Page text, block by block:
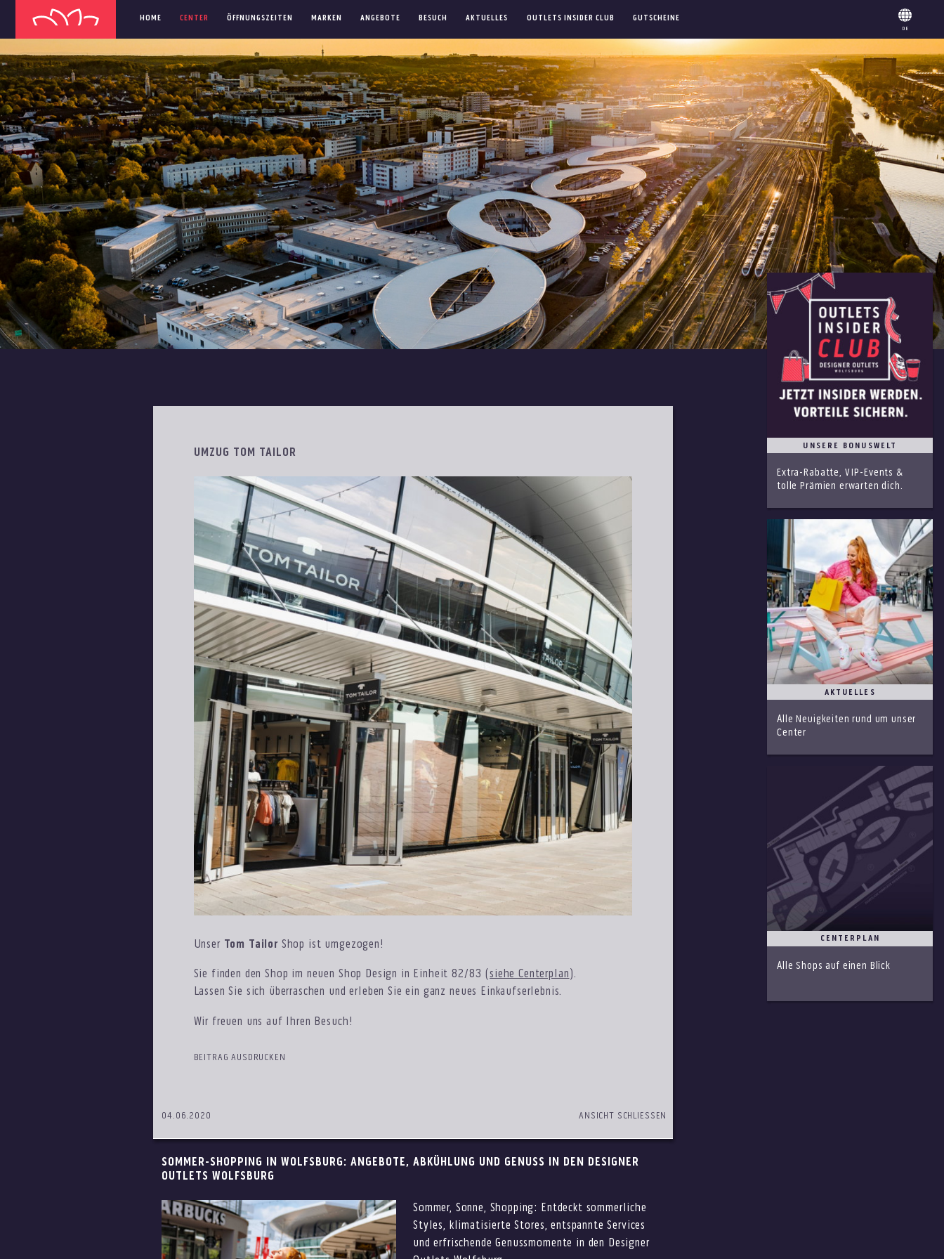
HOME CENTER ÖFFNUNGSZEITEN MARKEN ANGEBOTE BESUCH AKTUELLES OUTLETS INSIDER CLUB GUTSCHEINE
DE
04.06.2020
UMZUG TOM TAILOR
Unser Tom Tailor Shop ist umgezogen!
Sie finden den Shop im neuen Shop Design in Einheit 82/83 (siehe Centerplan ).
Lassen Sie sich überraschen und erleben Sie ein ganz neues Einkaufserlebnis.
Wir freuen uns auf Ihren Besuch!
BEITRAG AUSDRUCKEN
ANSICHT SCHLIESSEN
SOMMER-SHOPPING IN WOLFSBURG: ANGEBOTE, ABKÜHLUNG UND GENUSS IN DEN DESIGNER
OUTLETS WOLFSBURG
Sommer, Sonne, Shopping: Entdeckt sommerliche
Styles, klimatisierte Stores, entspannte Services
und erfrischende Genussmomente in den Designer
UNSERE BONUSWELT
Extra-Rabatte, VIP-Events &
tolle Prämien erwarten dich.
AKTUELLES
Alle Neuigkeiten rund um unser
Center
CENTERPLAN
Alle Shops auf einen Blick